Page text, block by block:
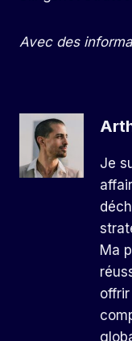
Avec des
Je
Ma